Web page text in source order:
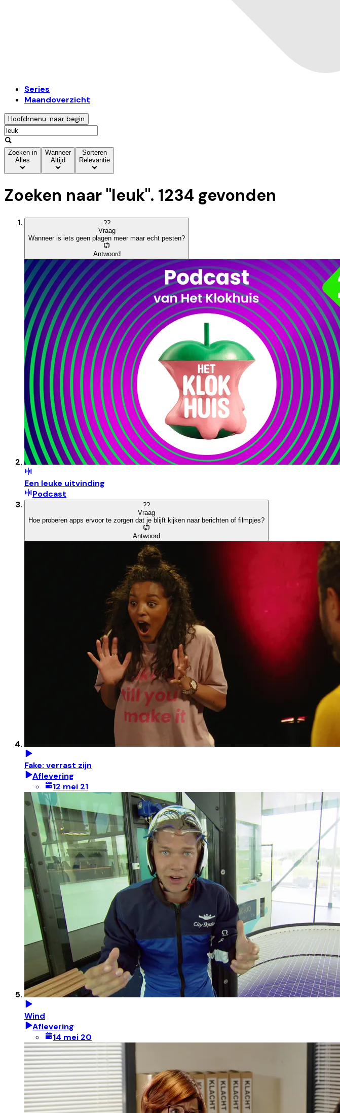
Series
Maandoverzicht
Hoofdmenu: naar begin
Zoeken in
Alles
Wanneer
Altijd
Sorteren
Relevantie
Zoeken naar "leuk". 1234 gevonden
??
Vraag
Wanneer is iets geen plagen meer maar echt pesten?
Antwoord
Een leuke uitvinding
Podcast
??
Vraag
Hoe proberen apps ervoor te zorgen dat je blijft kijken naar berichten of filmpjes?
Antwoord
Fake: verrast zijn
Aflevering
12 mei 21
Wind
Aflevering
14 mei 20